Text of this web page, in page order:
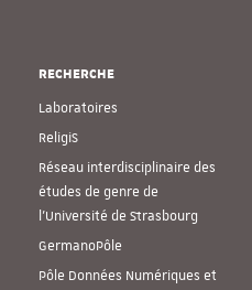
RECHERCHE
Laboratoires
ReligiS
Réseau interdisciplinaire des
études de genre de
l’Université de Strasbourg
GermanoPôle
Pôle Données Numériques et